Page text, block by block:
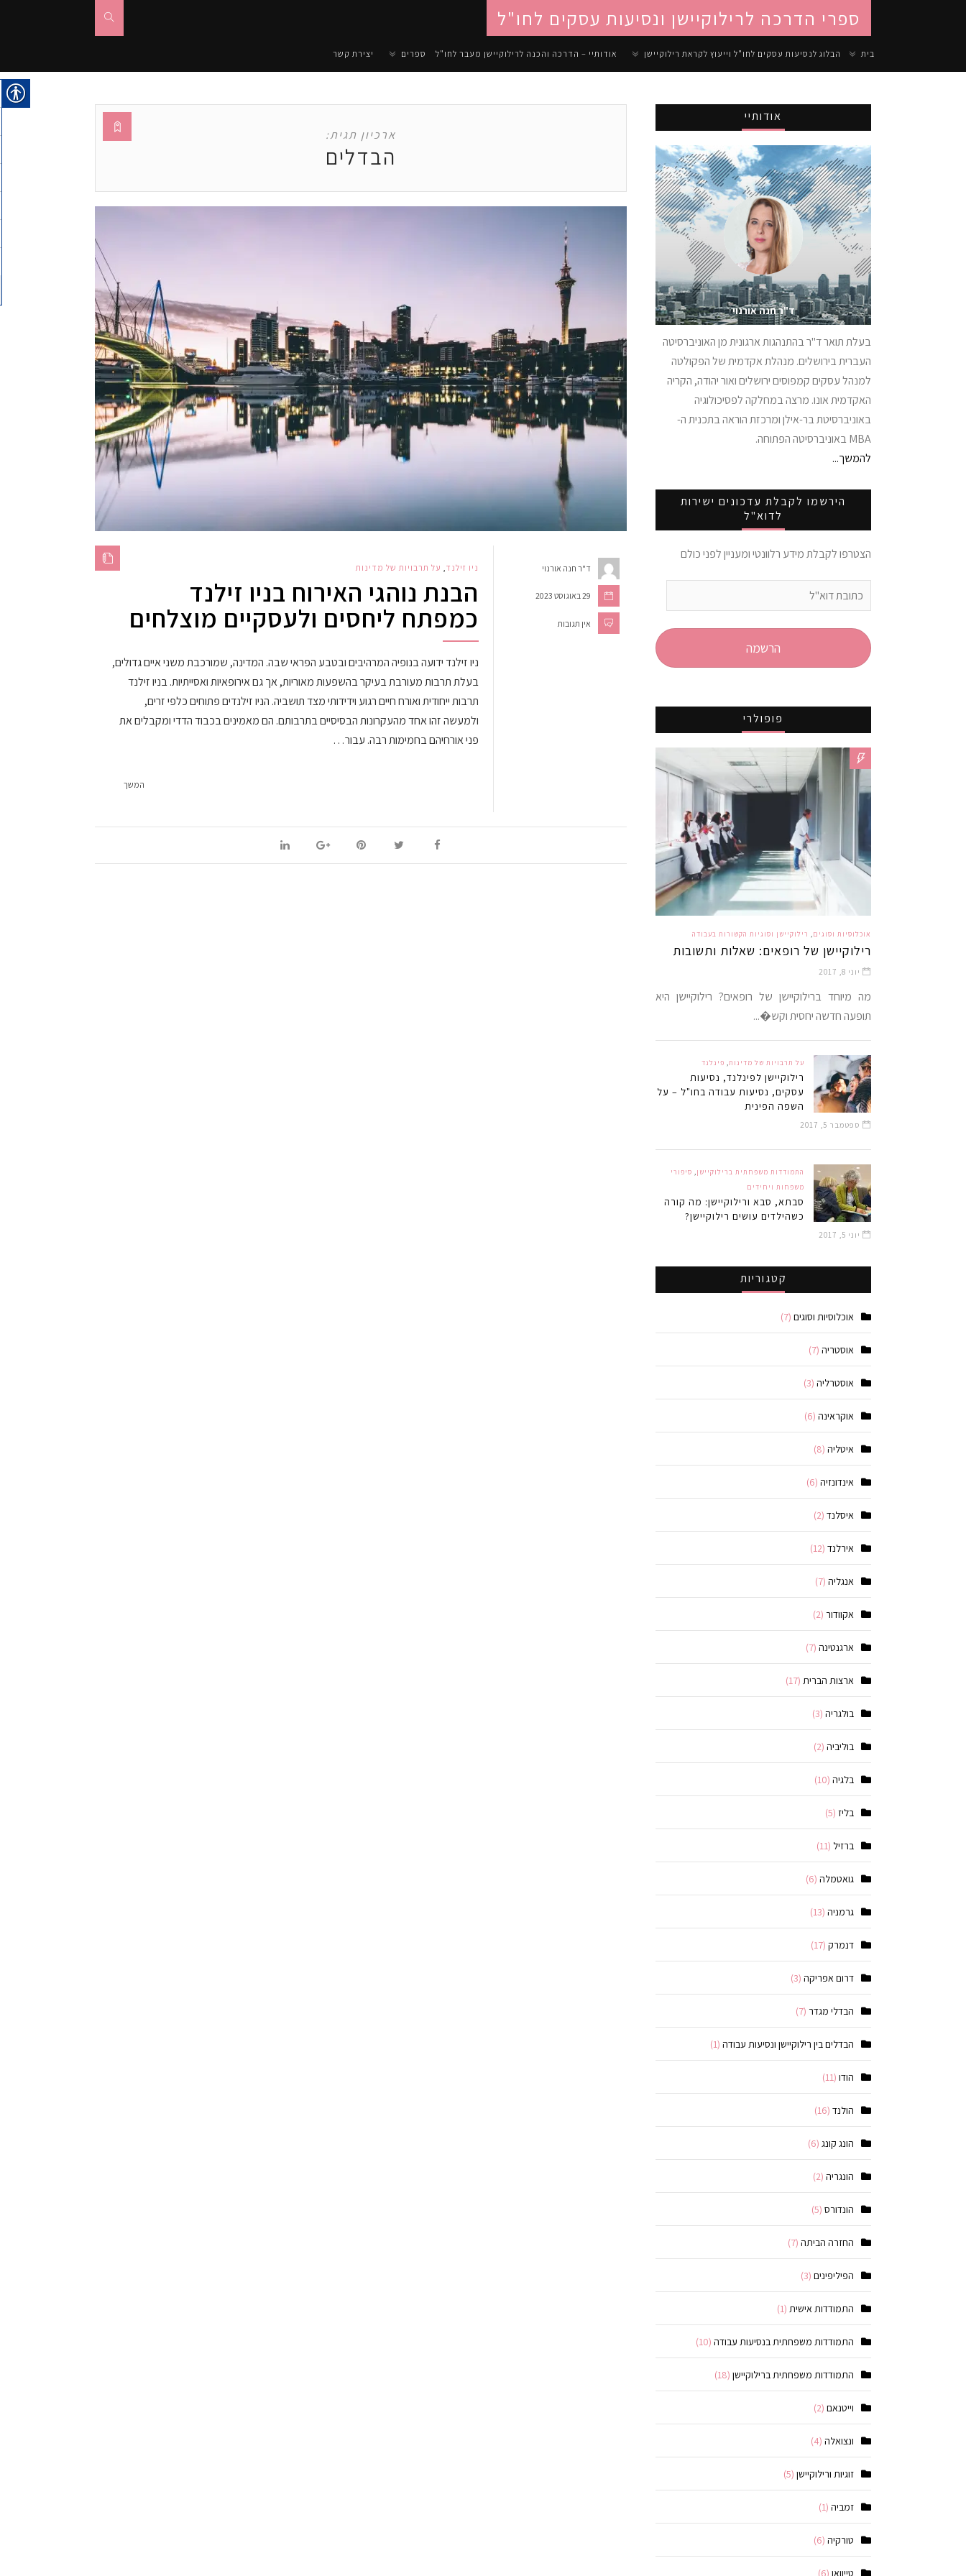
ספרי הדרכה לרילוקיישן ונסיעות עסקים לחו"ל
בית הבלוג לנסיעות עסקים לחו"ל וייעוץ לקראת רילוקיישן אודותיי – הדרכה והכנה לרילוקיישן מעבר לחו"ל ספרים יצירת קשר
ארכיון תגית:
הבדלים
ד"ר חנה אורנוי
29 באוגוסט 2023
אין תגובות
ניו זילנד, על תרבויות של מדינות
הבנת נוהגי האירוח בניו זילנד
כמפתח ליחסים ולעסקיים מוצלחים
ניו זילנד ידועה בנופיה המרהיבים ובטבע הפראי שבה. המדינה, שמורכבת משני איים גדולים,
בעלת תרבות מעורבת בעיקר בהשפעות מאוריות, אך גם אירופאיות ואסייתיות. בניו זילנד
תרבות ייחודית ואורח חיים רגוע וידידותי מצד תושביה. הניו זילנדים פתוחים כלפי זרים,
ולמעשה זהו אחד מהעקרונות הבסיסיים בתרבותם. הם מאמינים בכבוד הדדי ומקבלים את
פני אורחיהם בחמימות רבה. עבור…
המשך
אודותיי
ד"ר חנה אורנוי
בעלת תואר ד"ר בהתנהגות ארגונית מן האוניברסיטה
העברית בירושלים. מנהלת אקדמית של הפקולטה
למנהל עסקים קמפוסים ירושלים ואור יהודה, הקריה
האקדמית אונו. מרצה במחלקה לפסיכולוגיה
באוניברסיטת בר-אילן ומרכזת הוראה בתכנית ה-
MBA באוניברסיטה הפתוחה.
להמשך...
הירשמו לקבלת עדכונים ישירות
לדוא"ל
הצטרפו לקבלת מידע רלוונטי ומעניין לפני כולם
הרשמה
פופולרי
אוכלוסיות וסוגים, רילוקיישן וסוגיות הקשורות בעבודה
רילוקיישן של רופאים: שאלות ותשובות
יוני 8, 2017
מה מיוחד ברילוקיישן של רופאים? רילוקיישן היא
תופעה חדשה יחסית וקש�...
על תרבויות של מדינות, פינלנד
רילוקיישן לפינלנד, נסיעות
עסקים, נסיעות עבודה בחו"ל – על
השפה הפינית
ספטמבר 5, 2017
התמודדות משפחתית ברילוקיישן, סיפורי
משפחות ויחידים
סבתא, סבא ורילוקיישן: מה קורה
כשהילדים עושים רילוקיישן?
יוני 5, 2017
קטגוריות
אוכלוסיות וסוגים (7)
אוסטריה (7)
אוסטרליה (3)
אוקראינה (6)
איטליה (8)
אינדונזיה (6)
איסלנד (2)
אירלנד (12)
אנגליה (7)
אקוודור (2)
ארגנטינה (7)
ארצות הברית (17)
בולגריה (3)
בוליביה (2)
בלגיה (10)
בליז (5)
ברזיל (11)
גואטמלה (6)
גרמניה (13)
דנמרק (17)
דרום אפריקה (3)
הבדלי מגדר (7)
הבדלים בין רילוקיישן ונסיעות עבודה (1)
הודו (11)
הולנד (16)
הונג קונג (6)
הונגריה (2)
הונדורס (5)
החזרה הביתה (7)
הפיליפינים (3)
התמודדות אישית (1)
התמודדות משפחתית בנסיעות עבודה (10)
התמודדות משפחתית ברילוקיישן (18)
וייטנאם (2)
ונצואלה (4)
זוגיות ורילוקיישן (5)
זמביה (1)
טורקיה (6)
טייוואן (6)